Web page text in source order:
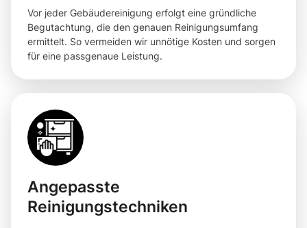
Vor jeder Gebäudereinigung erfolgt eine gründliche
Begutachtung, die den genauen Reinigungsumfang
ermittelt. So vermeiden wir unnötige Kosten und sorgen
für eine passgenaue Leistung.
Angepasste
Reinigungstechniken